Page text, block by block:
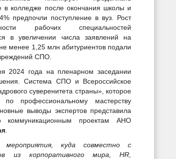
в колледже после окончания школы и
предпочли поступление в вуз. Рост
рабочих специальностей
в увеличении числа заявлений на
менее 1,25 млн абитуриентов подали
СПО.
2024 года на пленарном заседании
Система СПО и Всероссийское
суверенитета страны», которое
профессиональному мастерству
выводы экспертов представила
коммуникационным проектам АНО
мероприятия, куда совместно с
из корпоративного мира, HR